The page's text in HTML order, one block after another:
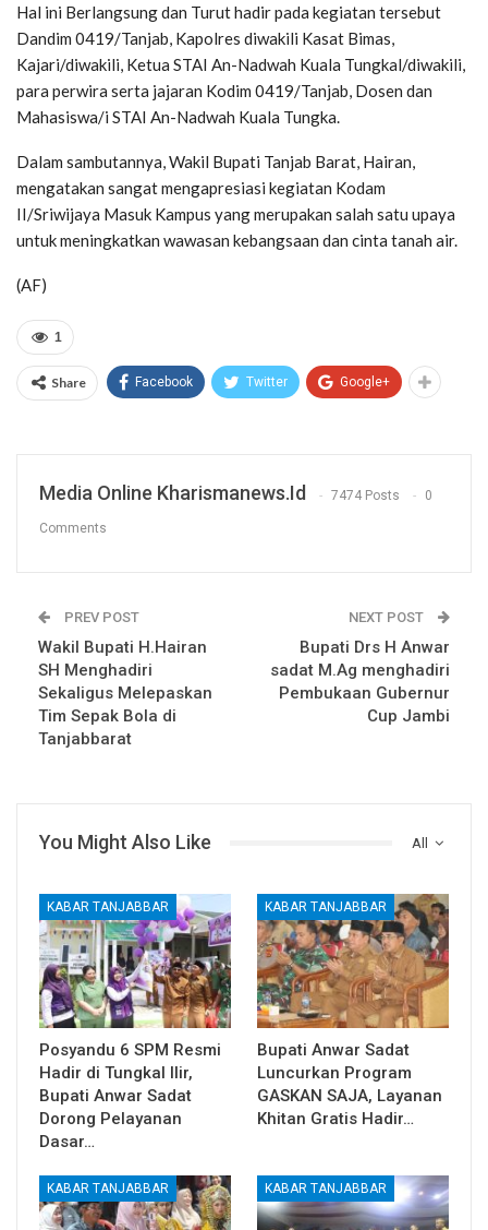
Hal ini Berlangsung dan Turut hadir pada kegiatan tersebut
Dandim 0419/Tanjab, Kapolres diwakili Kasat Bimas,
Kajari/diwakili, Ketua STAI An-Nadwah Kuala Tungkal/diwakili,
para perwira serta jajaran Kodim 0419/Tanjab, Dosen dan
Mahasiswa/i STAI An-Nadwah Kuala Tungka.
Dalam sambutannya, Wakil Bupati Tanjab Barat, Hairan,
mengatakan sangat mengapresiasi kegiatan Kodam
II/Sriwijaya Masuk Kampus yang merupakan salah satu upaya
untuk meningkatkan wawasan kebangsaan dan cinta tanah air.
(AF)
1
Share Facebook Twitter Google+
Media Online Kharismanews.id 7474 Posts 0
Comments
PREV POST
Wakil Bupati H.Hairan
SH Menghadiri
Sekaligus Melepaskan
Tim Sepak Bola di
Tanjabbarat
NEXT POST
Bupati Drs H Anwar
sadat M.Ag menghadiri
Pembukaan Gubernur
Cup Jambi
All
You Might Also Like
KABAR TANJABBAR
Posyandu 6 SPM Resmi
Hadir di Tungkal Ilir,
Bupati Anwar Sadat
Dorong Pelayanan
Dasar…
KABAR TANJABBAR
Bupati Anwar Sadat
Luncurkan Program
GASKAN SAJA, Layanan
Khitan Gratis Hadir…
KABAR TANJABBAR KABAR TANJABBAR